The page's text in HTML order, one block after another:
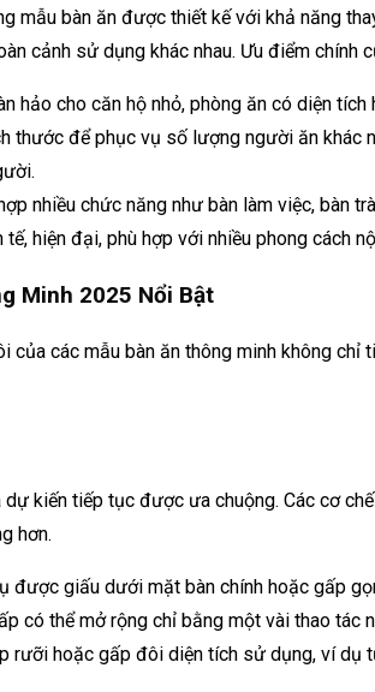
mẫu bàn ăn được thiết kế với khả năng
cảnh sử dụng khác nhau. Ưu điểm chính
hảo cho căn hộ nhỏ, phòng ăn có diện tích
thước để phục vụ số lượng người ăn khác
nhiều chức năng như bàn làm việc, bàn
tế, hiện đại, phù hợp với nhiều phong cách
Minh 2025 Nổi Bật
của các mẫu bàn ăn thông minh không chỉ
kiến tiếp tục được ưa chuộng. Các cơ
hơn.
được giấu dưới mặt bàn chính hoặc gấp
có thể mở rộng chỉ bằng một vài thao tác
rưỡi hoặc gấp đôi diện tích sử dụng, ví dụ